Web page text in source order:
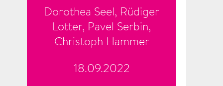
Dorothea Seel, Rüdiger
Lotter, Pavel Serbin,
Christoph Hammer
18.09.2022